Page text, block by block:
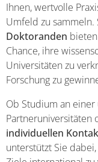
Ihnen, wertvolle
Umfeld zu sammeln.
Doktoranden
Chance, ihre
Universitäten zu
Forschung zu
Ob Studium an
individuellen
unterstützt Sie